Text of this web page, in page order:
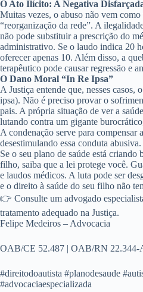
O Ato Ilícito: A Negativa
Muitas vezes, o abuso não vem
“reorganização da rede”. A
não pode substituir a prescrição do
administrativo. Se o laudo indica 20
oferecer apenas 10. Além disso, a
terapêutico pode causar regressão e
O Dano Moral “In Re Ipsa”
A Justiça entende que, nesses casos,
ipsa). Não é preciso provar o
pais. A própria situação de ver a
lutando contra um gigante
A condenação serve para compensar
desestimulando essa conduta abusiva.
Se o seu plano de saúde está criando
filho, saiba que a lei protege você.
e laudos médicos. A luta pode ser
e o direito à saúde do seu filho não
👉 Consulte um advogado
tratamento adequado na Justiça.
Felipe Medeiros – Advocacia
OAB/CE 52.487 | OAB/RN 22.344-
#direitodoautista #planodesaude
#advocaciaespecializada